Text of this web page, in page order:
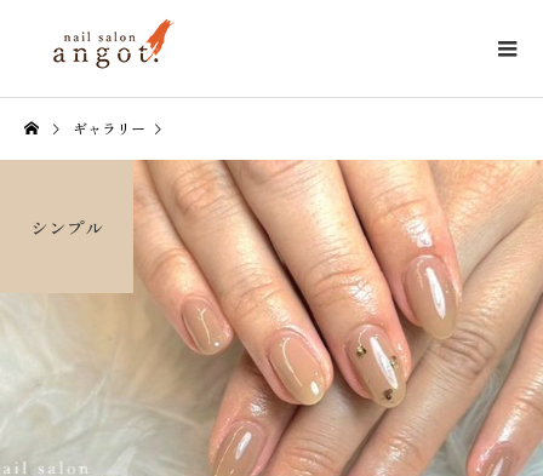
ギャラリー
シンプル